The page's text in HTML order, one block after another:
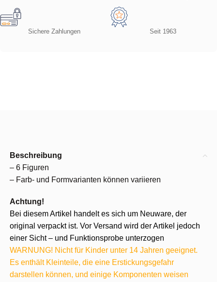
Sichere Zahlungen Seit 1963
Beschreibung
– 6 Figuren
– Farb- und Formvarianten können variieren
Achtung!
Bei diesem Artikel handelt es sich um Neuware, der
original verpackt ist. Vor Versand wird der Artikel jedoch
einer Sicht – und Funktionsprobe unterzogen
WARNUNG! Nicht für Kinder unter 14 Jahren geeignet.
Es enthält Kleinteile, die eine Erstickungsgefahr
darstellen können, und einige Komponenten weisen